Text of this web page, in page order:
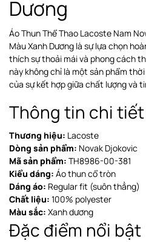
Dương
Áo Thun Thể Thao Lacoste Nam
Màu Xanh Dương là sự lựa chọn
thích sự thoải mái và phong cách
này không chỉ là một sản phẩm
của sự kết hợp giữa chất lượng và
Thông tin chi
Thương hiệu: Lacoste
Dòng sản phẩm: Novak Djokovic
Mã sản phẩm: TH8986-00-381
Kiểu dáng: Áo thun cổ tròn
Dáng áo: Regular fit (suôn thẳng)
Chất liệu: 100% polyester
Màu sắc: Xanh dương
Đặc điểm nổi bật